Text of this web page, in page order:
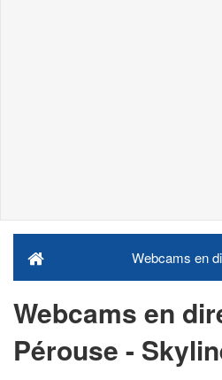
Webcams en
Webcams en
Pérouse -